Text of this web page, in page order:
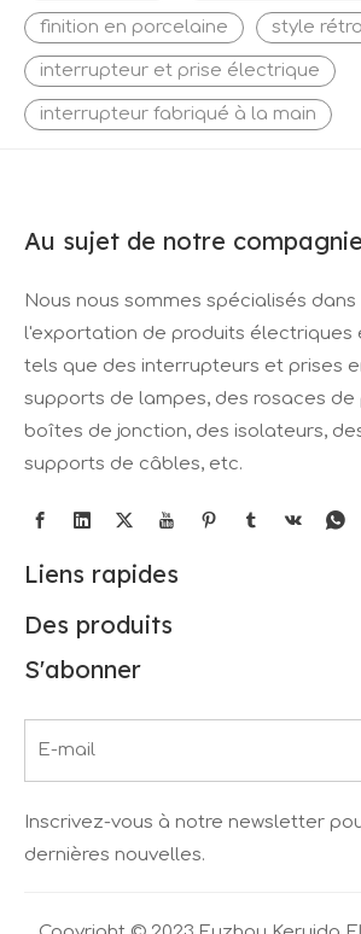
finition en porcelaine style rétro
interrupteur et prise électrique
interrupteur fabriqué à la main
Au sujet de notre compagnie
Nous nous sommes spécialisés
l'exportation de produits électriques
tels que des interrupteurs et prises
supports de lampes, des rosaces de
boîtes de jonction, des isolateurs,
supports de câbles, etc.
Liens rapides
Des produits
S'abonner
Inscrivez-vous à notre newsletter
dernières nouvelles.